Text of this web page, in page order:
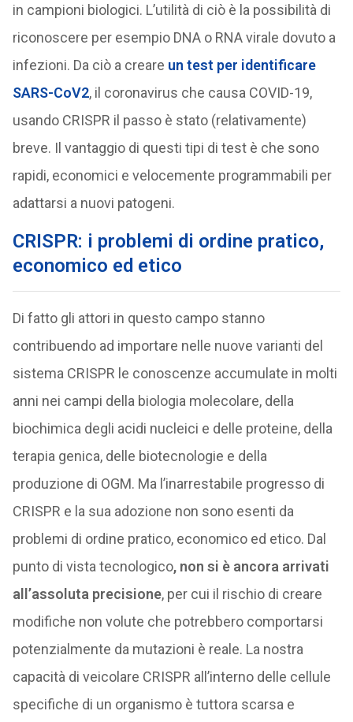
in campioni biologici. L’utilità di ciò è la possibilità di
riconoscere per esempio DNA o RNA virale dovuto a
infezioni. Da ciò a creare un test per identificare
SARS-CoV2, il coronavirus che causa COVID-19,
usando CRISPR il passo è stato (relativamente)
breve. Il vantaggio di questi tipi di test è che sono
rapidi, economici e velocemente programmabili per
adattarsi a nuovi patogeni.
CRISPR: i problemi di ordine pratico,
economico ed etico
Di fatto gli attori in questo campo stanno
contribuendo ad importare nelle nuove varianti del
sistema CRISPR le conoscenze accumulate in molti
anni nei campi della biologia molecolare, della
biochimica degli acidi nucleici e delle proteine, della
terapia genica, delle biotecnologie e della
produzione di OGM. Ma l’inarrestabile progresso di
CRISPR e la sua adozione non sono esenti da
problemi di ordine pratico, economico ed etico. Dal
punto di vista tecnologico, non si è ancora arrivati
all’assoluta precisione, per cui il rischio di creare
modifiche non volute che potrebbero comportarsi
potenzialmente da mutazioni è reale. La nostra
capacità di veicolare CRISPR all’interno delle cellule
specifiche di un organismo è tuttora scarsa e